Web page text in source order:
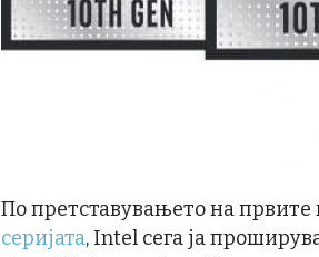
По претставувањето на првите
серијата, Intel сега ја